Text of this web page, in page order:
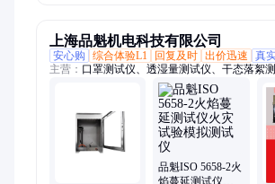
上海品魁机电科技有限公司
安心购
综合体验L1 回复及时 出价迅速 真
主营： 口罩测试仪、透湿量测试仪、干态落絮
仪、臭氧老化测试仪、泡沫起升仪、手指磨耗
仪、防护服热辐射测试仪、非织造手感柔软度
过测试仪、弯曲刚度测试仪、石子冲击试验仪
高加速离心机、氙灯老化测试包
品魁ISO 5658-2火
焰蔓延测试仪火